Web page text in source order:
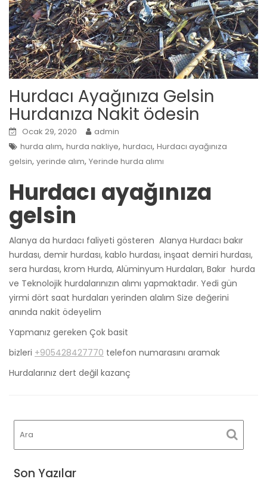
Hurdacı Ayağınıza Gelsin
Hurdanıza Nakit ödesin
Ocak 29, 2020
admin
hurda alım, hurda nakliye, hurdacı, Hurdacı ayağınıza
gelsin, yerinde alım, Yerinde hurda alımı
Hurdacı ayağınıza
gelsin
Alanya da hurdacı faliyeti gösteren Alanya Hurdacı bakır
hurdası, demir hurdası, kablo hurdası, inşaat demiri hurdası,
sera hurdası, krom Hurda, Alüminyum Hurdaları, Bakır hurda
ve Teknolojik hurdalarınızın alımı yapmaktadır. Yedi gün
yirmi dört saat hurdaları yerinden alalım Size değerini
anında nakit ödeyelim
Yapmanız gereken Çok basit
bizleri +905428427770 telefon numarasını aramak
Hurdalarınız dert değil kazanç
Son Yazılar